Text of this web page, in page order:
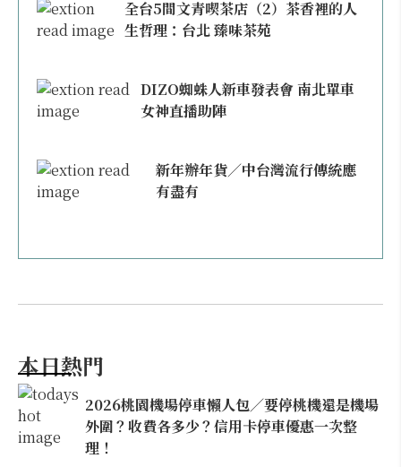
全台5間文青喫茶店（2）茶香裡的人
生哲理：台北 臻味茶苑
DIZO蜘蛛人新車發表會 南北單車
女神直播助陣
新年辦年貨／中台灣流行傳統應
有盡有
本日熱門
2026桃園機場停車懶人包／要停桃機還是機場
外圍？收費各多少？信用卡停車優惠一次整
理！